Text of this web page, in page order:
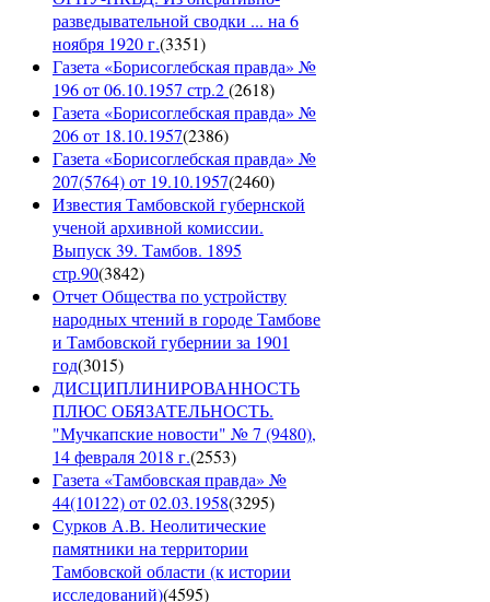
разведывательной сводки ... на 6
ноября 1920 г.(3351)
Газета «Борисоглебская правда» №
196 от 06.10.1957 стр.2(2618)
Газета «Борисоглебская правда» №
206 от 18.10.1957(2386)
Газета «Борисоглебская правда» №
207(5764) от 19.10.1957(2460)
Известия Тамбовской губернской
ученой архивной комиссии.
Выпуск 39. Тамбов. 1895
стр.90(3842)
Отчет Общества по устройству
народных чтений в городе Тамбове
и Тамбовской губернии за 1901
год(3015)
ДИСЦИПЛИНИРОВАННОСТЬ
ПЛЮС ОБЯЗАТЕЛЬНОСТЬ.
"Мучкапские новости" № 7 (9480),
14 февраля 2018 г.(2553)
Газета «Тамбовская правда» №
44(10122) от 02.03.1958(3295)
Сурков А.В. Неолитические
памятники на территории
Тамбовской области (к истории
исследований)(4595)